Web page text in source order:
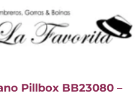
Pillbox BB23080 –